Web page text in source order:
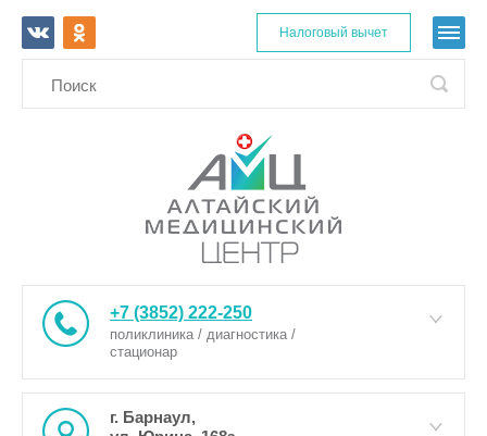
Налоговый вычет
+7 (3852) 222-250
поликлиника / диагностика /
стационар
г. Барнаул,